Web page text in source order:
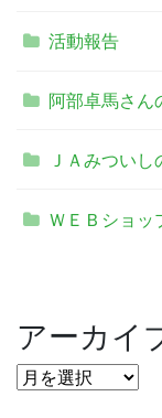
活動報告
阿部卓馬さん
ＪＡみついし
ＷＥＢショッ
アーカイ
ア